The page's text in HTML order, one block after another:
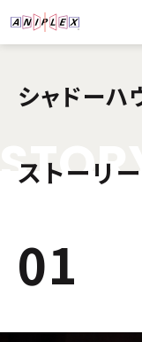
シャドー
STORY
ストーリー
01